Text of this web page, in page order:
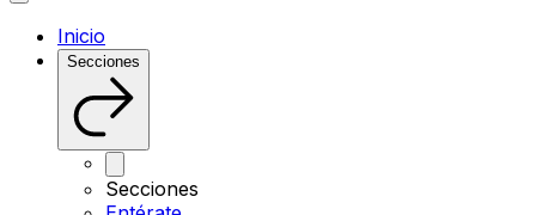
Inicio
Secciones
Secciones